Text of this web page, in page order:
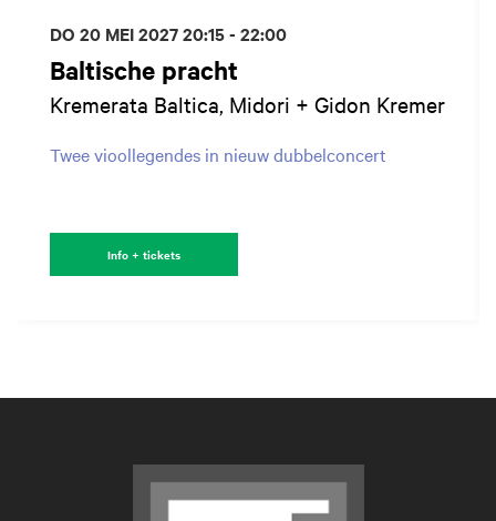
Baltische pracht
Kremerata Baltica, Midori + Gidon Kremer
Twee vioollegendes in nieuw dubbelconcert
DO 20 MEI 202720:15 - 22:00
Info + tickets